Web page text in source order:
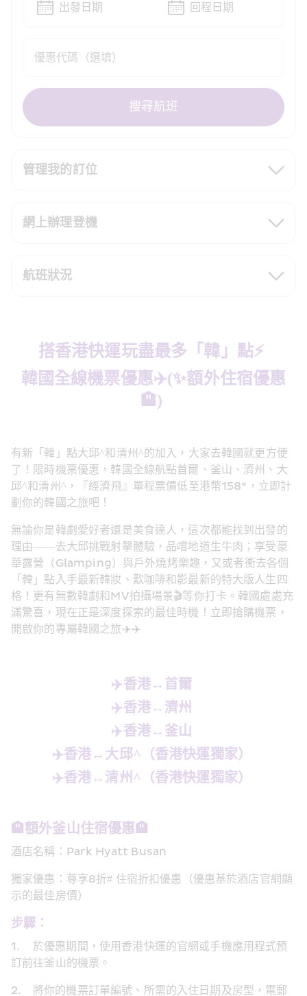
管理我的訂位
網上辦理登機
航班狀況
優惠代碼（選填）
出發日期 回程日期
搜尋航班
搭香港快運玩盡最多「韓」點⚡
韓國全線機票優惠✈️(✨額外住宿優惠
🏨)
有新「韓」點大邱^和清州^的加入，大家去韓國就更方便
了！限時機票優惠，韓國全線航點首爾、釜山、濟州、大
邱^和清州^，『經濟飛』單程票價低至港幣158*，立即計
劃你的韓國之旅吧！
無論你是韓劇愛好者還是美食達人，這次都能找到出發的
理由——去大邱挑戰射擊體驗，品嚐地道生牛肉；享受豪
華露營（Glamping）與戶外燒烤樂趣，又或者衝去各個
「韓」點入手最新韓妝、歎咖啡和影最新的特大版人生四
格！更有無數韓劇和MV拍攝場景🎬等你打卡。韓國處處充
滿驚喜，現在正是深度探索的最佳時機！立即搶購機票，
開啟你的專屬韓國之旅✈️✈️
✈️香港↔️首爾
✈️香港↔️濟州
✈️香港↔️釜山
✈️香港↔️大邱^（香港快運獨家）
✈️香港↔️清州^（香港快運獨家）
🏨額外釜山住宿優惠🏨
酒店名稱：Park Hyatt Busan
獨家優惠：尊享8折# 住宿折扣優惠（優惠基於酒店官網顯
示的最佳房價）
步驟：
1.	於優惠期間，使用香港快運的官網或手機應用程式預
訂前往釜山的機票。
2.	將你的機票訂單編號、所需的入住日期及房型，電郵